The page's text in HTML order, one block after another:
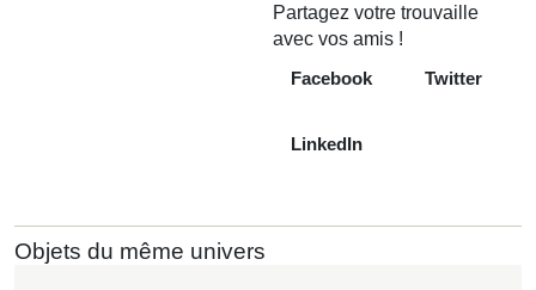
Partagez votre trouvaille
avec vos amis !
Facebook
Twitter
LinkedIn
Objets du même univers